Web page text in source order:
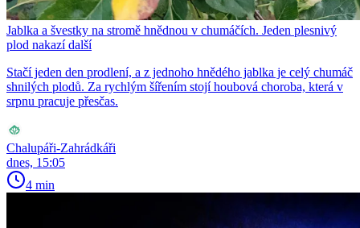
Jablka a švestky na stromě hnědnou v chumáčích. Jeden plesnivý
plod nakazí další
Stačí jeden den prodlení, a z jednoho hnědého jablka je celý chumáč
shnilých plodů. Za rychlým šířením stojí houbová choroba, která v
srpnu pracuje přesčas.
Chalupáři-Zahrádkáři
dnes, 15:05
4 min